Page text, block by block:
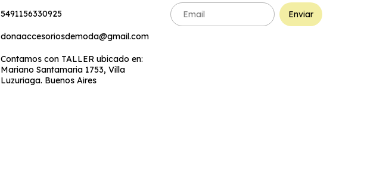
5491156330925
donaaccesoriosdemoda@gmail.com
Contamos con TALLER ubicado en:
Mariano Santamaria 1753, Villa
Luzuriaga. Buenos Aires